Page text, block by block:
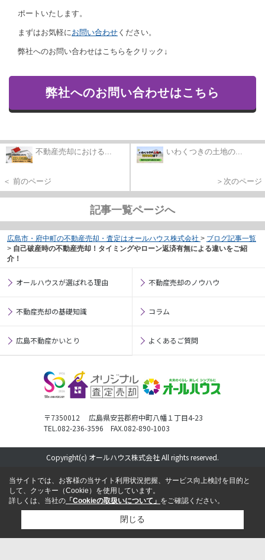
ポートいたします。
まずはお気軽にお問い合わせ ください。
弊社へのお問い合わせはこちらをクリック↓
弊社へのお問い合わせはこちら
不動産売却における...
＜ 前のページ
いわくつきの土地の...
＞次のページ
記事一覧ページへ
広島市・府中町の不動産売却・査定はオールハウス株式会社 > ブログ記事一覧
> 自己破産時の不動産売却！タイミングやローン返済有無による違いをご紹
介！
オールハウスが選ばれる理由 不動産売却のノウハウ
不動産売却の基礎知識 コラム
広島不動産かいとり よくあるご質問
〒7350012 広島県安芸郡府中町八幡１丁目4-23
TEL.082-236-3596 FAX.082-890-1003
Copyright(c) オールハウス株式会社 All rights reserved.
当サイトでは、お客様の当サイト利用状況把握、サービス向上検討を目的と
して、クッキー（Cookie）を使用しています。
詳しくは、当社の 「Cookieの取扱いについて」 をご確認ください。
閉じる